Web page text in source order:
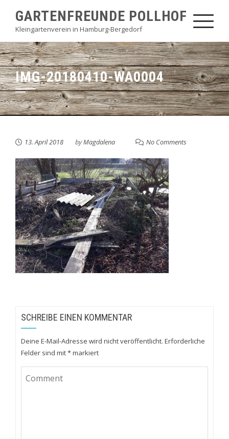
content
GARTENFREUNDE POLLHOF
Kleingartenverein in Hamburg-Bergedorf
IMG-20180410-WA0004
13. April 2018 byMagdalena No Comments
SCHREIBE EINEN KOMMENTAR
Deine E-Mail-Adresse wird nicht veröffentlicht. Erforderliche
Felder sind mit*markiert